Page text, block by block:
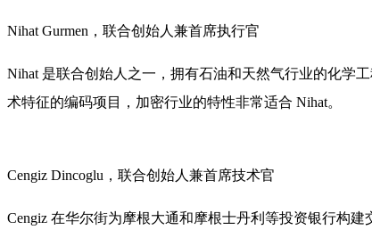
Nihat Gurmen，联合创始人兼首席执行官
Nihat 是联合创始人之一，拥有石油和天然气行业的化学
术特征的编码项目，加密行业的特性非常适合 Nihat。
Cengiz Dincoglu，联合创始人兼首席技术官
Cengiz 在华尔街为摩根大通和摩根士丹利等投资银行构